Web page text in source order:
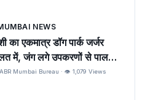
NEWS
का एकमात्र डॉग पार्क जर्जर
में, जंग लगे उपकरणों से पालतू
को खतरा
Mumbai Bureau · 👁 1,079 Views